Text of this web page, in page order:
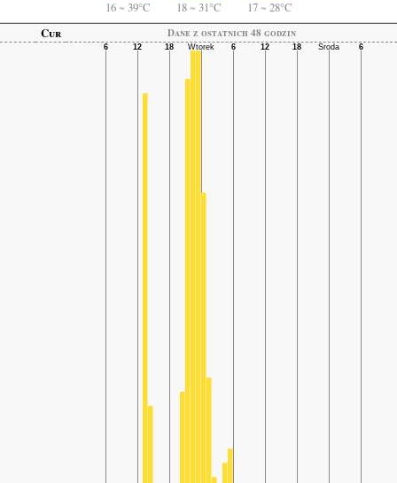
16 ~ 39°C 18 ~ 31°C 17 ~ 28°C
Cur
Dane z ostatnich 48 godzin